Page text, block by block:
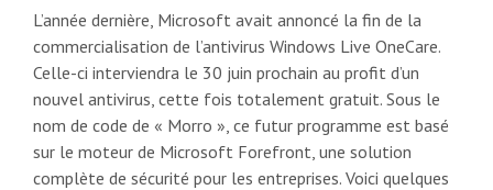
L’année dernière, Microsoft avait annoncé la fin de la
commercialisation de l’antivirus Windows Live OneCare.
Celle-ci interviendra le 30 juin prochain au profit d’un
nouvel antivirus, cette fois totalement gratuit. Sous le
nom de code de « Morro », ce futur programme est basé
sur le moteur de Microsoft Forefront, une solution
complète de sécurité pour les entreprises. Voici quelques